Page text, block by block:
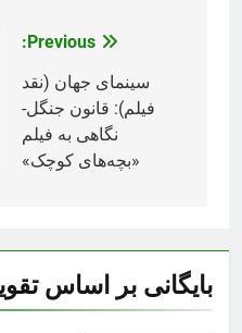
راهبری
نوشته
Previous:
سینمای جهان (نقد
فیلم): قانون جنگل-
نگاهی به فیلم
«بچه‌های کوچک»
بایگانی بر اساس